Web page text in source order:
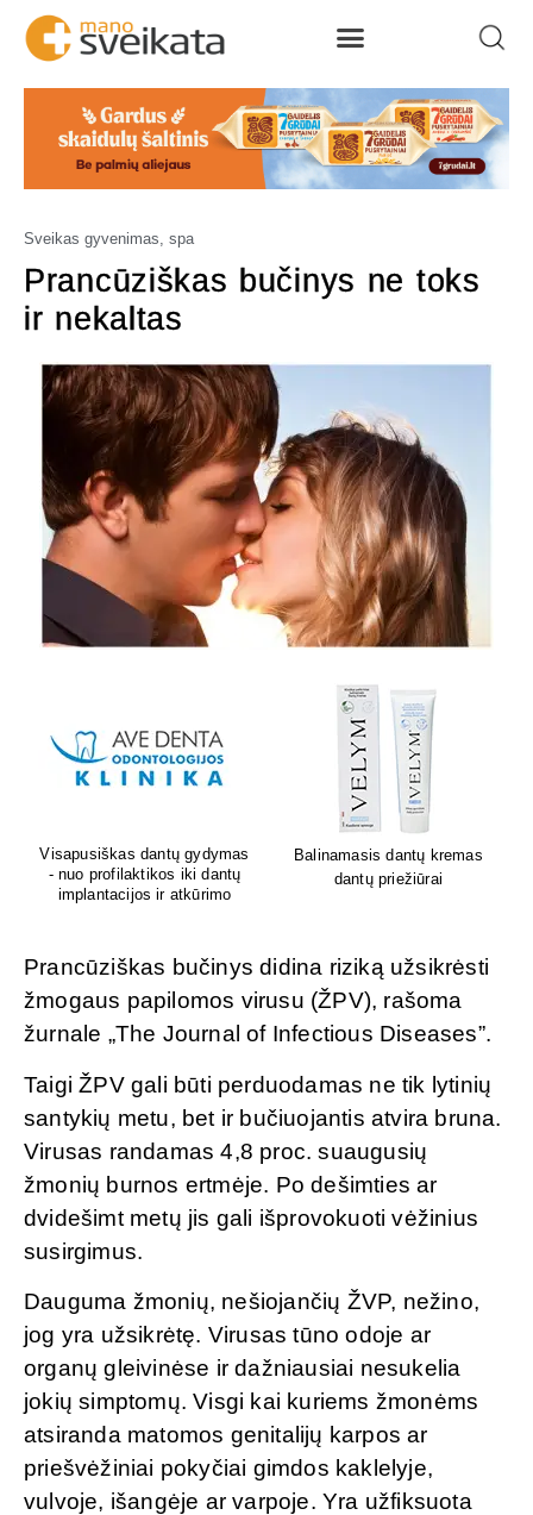
Sveikas gyvenimas, spa
Prancūziškas bučinys ne toks
ir nekaltas
Sėdėk geriau. Jauskis geriau
Lion's mane grybų papildai
smegenų veiklai
Prancūziškas bučinys didina riziką užsikrėsti
žmogaus papilomos virusu (ŽPV), rašoma
žurnale „The Journal of Infectious Diseases”.
Taigi ŽPV gali būti perduodamas ne tik lytinių
santykių metu, bet ir bučiuojantis atvira bruna.
Virusas randamas 4,8 proc. suaugusių
žmonių burnos ertmėje. Po dešimties ar
dvidešimt metų jis gali išprovokuoti vėžinius
susirgimus.
Dauguma žmonių, nešiojančių ŽVP, nežino,
jog yra užsikrėtę. Virusas tūno odoje ar
organų gleivinėse ir dažniausiai nesukelia
jokių simptomų. Visgi kai kuriems žmonėms
atsiranda matomos genitalijų karpos ar
priešvėžiniai pokyčiai gimdos kaklelyje,
vulvoje, išangėje ar varpoje. Yra užfiksuota